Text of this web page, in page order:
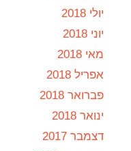
יולי 2018
יוני 2018
מאי 2018
אפריל 2018
פברואר 2018
ינואר 2018
דצמבר 2017